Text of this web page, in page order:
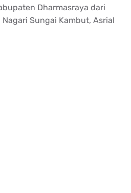
Dharmasraya dari
Sungai Kambut, Asrial